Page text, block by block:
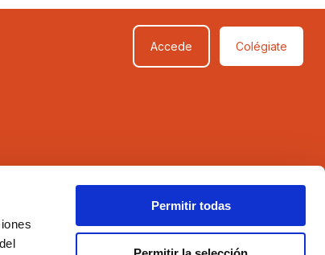
Permitir todas
Accede Colégiate